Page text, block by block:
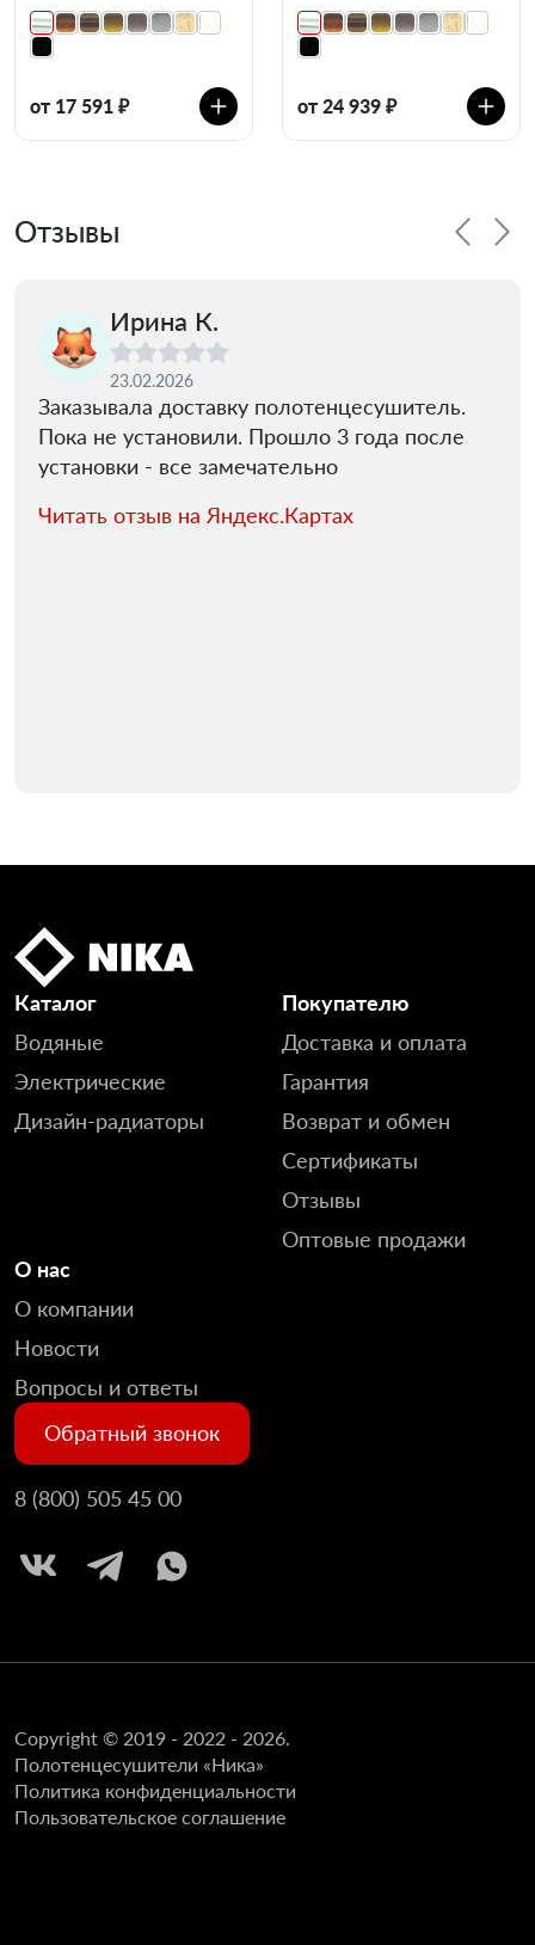
от 17 591 ₽ от 24 939 ₽
Отзывы
Ирина К.
23.02.2026
Заказывала доставку полотенцесушитель.
Пока не установили. Прошло 3 года после
установки - все замечательно
Читать отзыв на Яндекс.Картах
Каталог
Водяные
Электрические
Дизайн-радиаторы
Покупателю
Доставка и оплата
Гарантия
Возврат и обмен
Сертификаты
Отзывы
Оптовые продажи
О нас
О компании
Новости
Вопросы и ответы
Обратный звонок
8 (800) 505 45 00
Copyright © 2019 - 2022 - 2026.
Полотенцесушители «Ника»
Политика конфиденциальности
Пользовательское соглашение